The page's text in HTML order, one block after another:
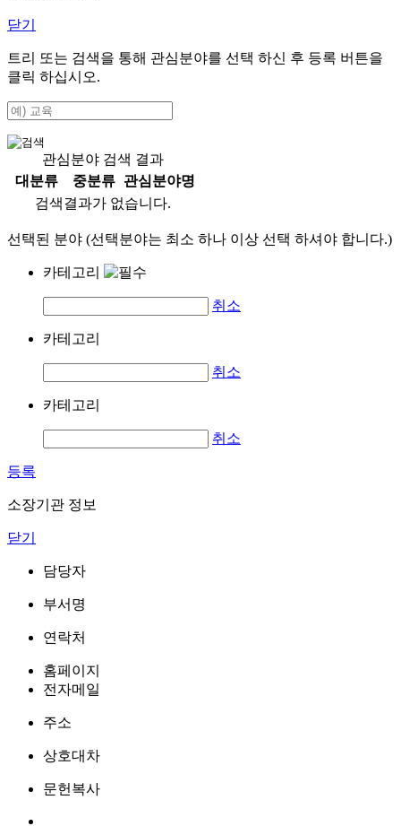
닫기
트리 또는 검색을 통해 관심분야를 선택 하신 후 등록 버튼을
클릭 하십시오.
관심분야 검색 결과
대분류
중분류
관심분야명
검색결과가 없습니다.
선택된 분야 (선택분야는 최소 하나 이상 선택 하셔야 합니다.)
카테고리
취소
카테고리
취소
카테고리
취소
등록
소장기관 정보
닫기
담당자
부서명
연락처
홈페이지
전자메일
주소
상호대차
문헌복사